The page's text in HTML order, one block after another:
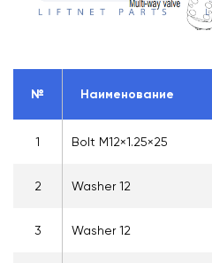
№ Наименование
1 Bolt M12×1.25×25
2 Washer 12
3 Washer 12